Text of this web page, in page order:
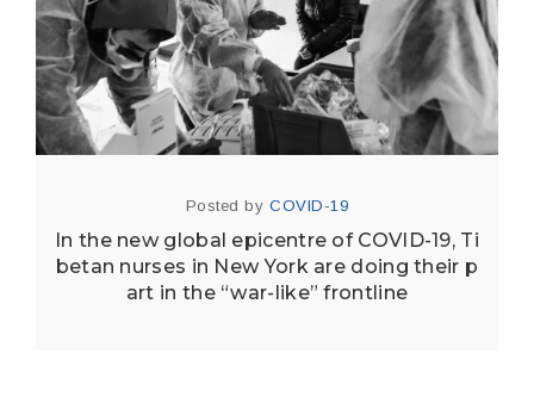
Posted byCOVID-19
In the new global epicentre of COVID-19, Ti
betan nurses in New York are doing their p
art in the “war-like” frontline